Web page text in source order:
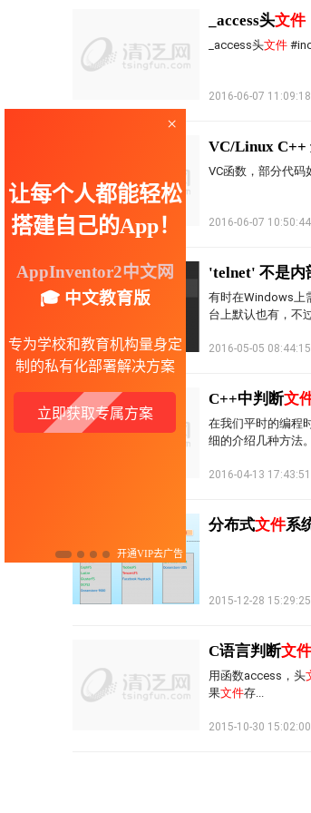
_access头文件
_access头文件
2016-06-07 11:09:18
VC/Linux C++
VC函数，部分代码
2016-06-07 10:50:44
'telnet' 不是内
有时在Windows上
台上默认也有，不
2016-05-05 08:44:15
C++中判断文
在我们平时的编程
细的介绍几种方法
2016-04-13 17:43:51
分布式文件系
2015-12-28 15:29:25
C语言判断文件
用函数access，头
果文件存...
2015-10-30 15:02:00